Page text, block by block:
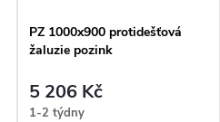
PZ 1000x900 protidešťová
žaluzie pozink
5 206 Kč
1-2 týdny